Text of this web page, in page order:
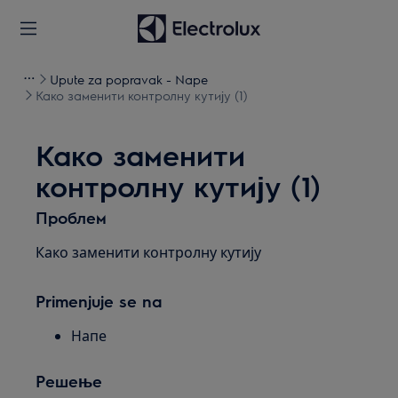
Upute za popravak - Nape
Како заменити контролну кутију (1)
Како заменити
контролну кутију (1)
Проблем
Како заменити контролну кутију
Primenjuje se na
Напе
Решење